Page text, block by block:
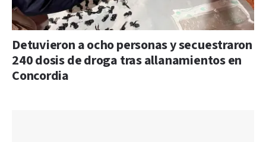
Detuvieron a ocho personas y secuestraron
240 dosis de droga tras allanamientos en
Concordia